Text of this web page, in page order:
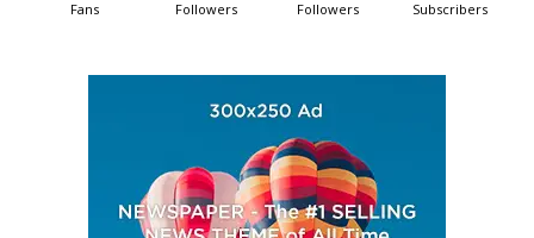
Fans Followers Followers Subscribers